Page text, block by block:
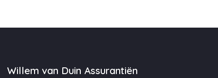
Willem van Duin Assurantiën